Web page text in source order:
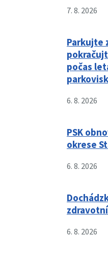
7. 8. 2026
Parkujte
počas
6. 8. 2026
PSK
okrese
6. 8. 2026
6. 8. 2026